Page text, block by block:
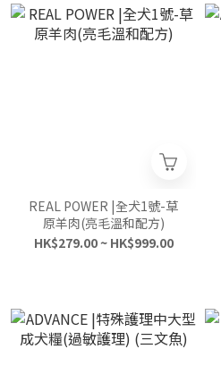
REAL POWER |全犬1號-草
原羊肉(亮毛溫和配方)
HK$279.00 ~ HK$999.00